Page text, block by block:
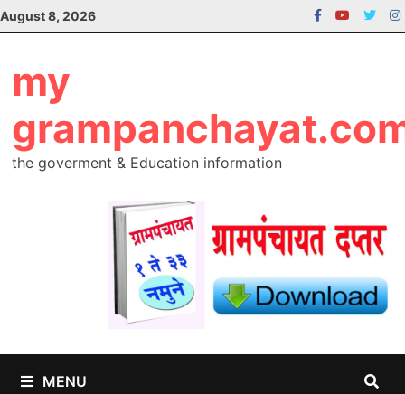
Skip
to
August 8, 2026
my
the goverment & Education information
MENU